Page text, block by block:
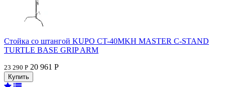
Стойка со штангой KUPO CT-40MKH MASTER C-STAND
TURTLE BASE GRIP ARM
23 290 Р 20 961 Р